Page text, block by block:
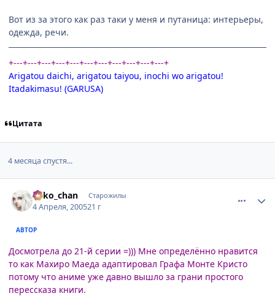
Вот из за этого как раз таки у меня и путаница: интерьеры,
одежда, речи.
+---+---+---+---+---+---+---+---+---+---+---+
Arigatou daichi, arigatou taiyou, inochi wo arigatou!
Itadakimasu! (GARUSA)
Цитата
4 месяца спустя...
neko_chan Старожилы
4 Апреля, 200521 г
АВТОР
Досмотрела до 21-й серии =))) Мне определённо нравится
то как Махиро Маеда адаптировал Графа Монте Кристо
потому что аниме уже давно вышло за грани простого
перессказа книги.